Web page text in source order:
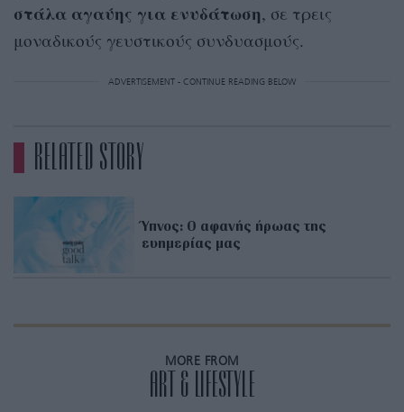
στάλα αγαύης για ενυδάτωση, σε τρεις
μοναδικούς γευστικούς συνδυασμούς.
ADVERTISEMENT - CONTINUE READING BELOW
RELATED STORY
Ύπνος: Ο αφανής ήρωας της
ευημερίας μας
MORE FROM
ART & LIFESTYLE